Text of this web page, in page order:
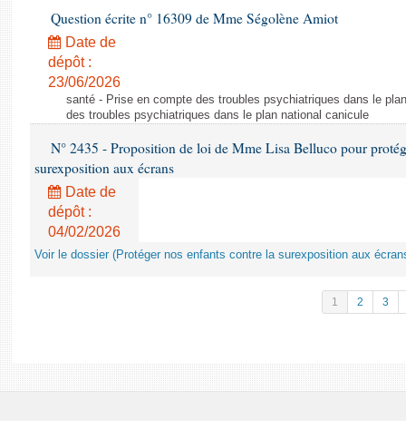
Question écrite n° 16309 de Mme Ségolène Amiot
Date de
dépôt :
23/06/2026
santé - Prise en compte des troubles psychiatriques dans le
des troubles psychiatriques dans le plan national canicule
N° 2435 - Proposition de loi de Mme Lisa Belluco pour
surexposition aux écrans
Date de
dépôt :
04/02/2026
Voir le dossier (Protéger nos enfants contre la surexposition aux
1 2 3